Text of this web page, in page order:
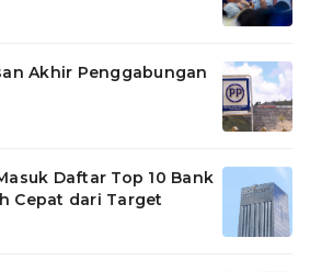
Akhir Penggabungan
Daftar Top 10 Bank
Cepat dari Target